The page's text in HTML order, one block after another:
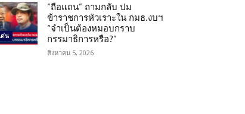
ด่น
“ถือแถน” ถามกลับ ปม
ข้าราชการหัวเราะใน กมธ.งบฯ
“จำเป็นต้องหมอบกราบ
กรรมาธิการหรือ?”
สิงหาคม 5, 2026